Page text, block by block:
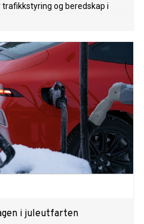
og beredskap i
i juleutfarten